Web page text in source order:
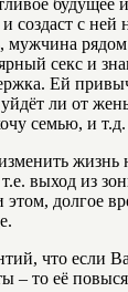
будущее
создаст с
рядом
секс и
Ей
ли от
семью, и т.д.
жизнь
выход из
долгое
что если
– то её